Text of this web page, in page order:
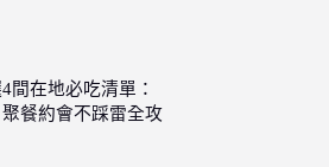
間在地必吃清單：
餐約會不踩雷全攻